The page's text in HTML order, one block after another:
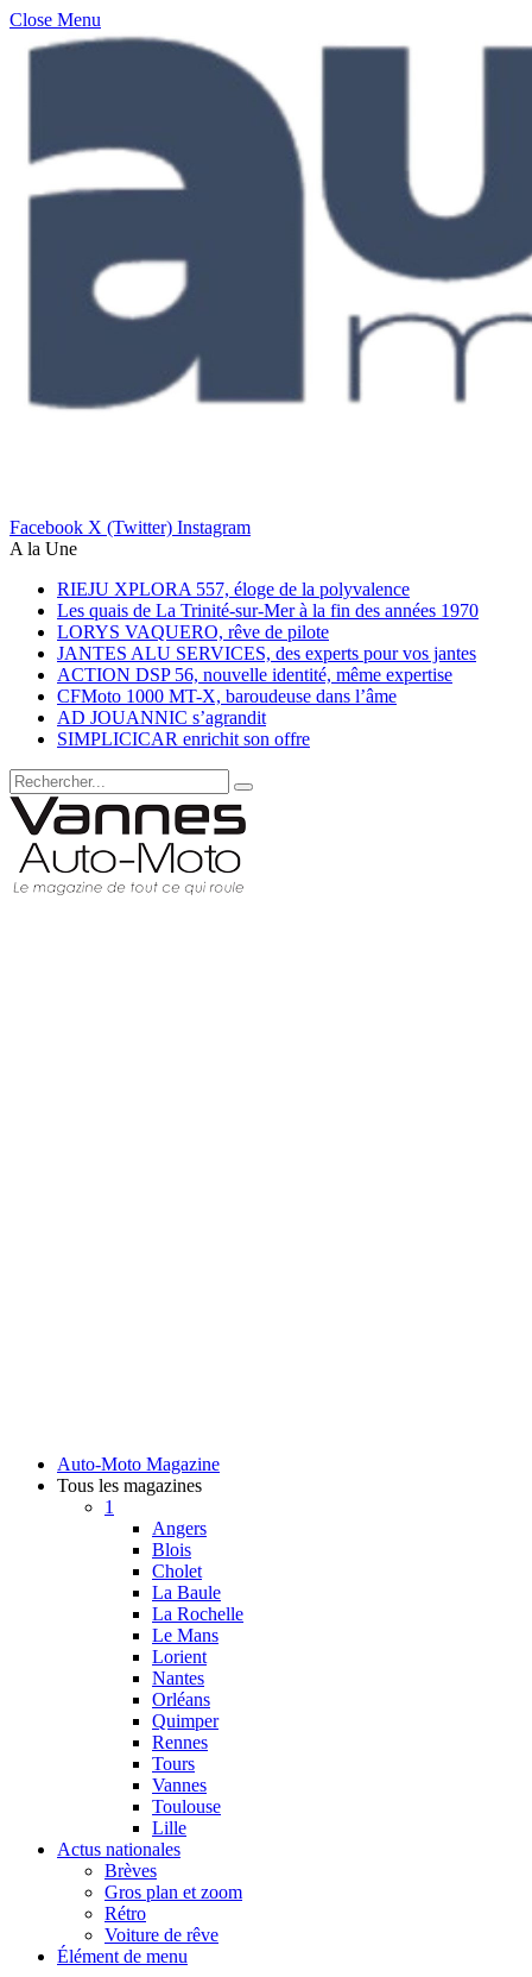
Close Menu
Facebook X (Twitter) Instagram
A la Une
RIEJU XPLORA 557, éloge de la polyvalence
Les quais de La Trinité-sur-Mer à la fin des années 1970
LORYS VAQUERO, rêve de pilote
JANTES ALU SERVICES, des experts pour vos jantes
ACTION DSP 56, nouvelle identité, même expertise
CFMoto 1000 MT-X, baroudeuse dans l’âme
AD JOUANNIC s’agrandit
SIMPLICICAR enrichit son offre
Auto-Moto Magazine
Tous les magazines
1
Angers
Blois
Cholet
La Baule
La Rochelle
Le Mans
Lorient
Nantes
Orléans
Quimper
Rennes
Tours
Vannes
Toulouse
Lille
Actus nationales
Brèves
Gros plan et zoom
Rétro
Voiture de rêve
Élément de menu